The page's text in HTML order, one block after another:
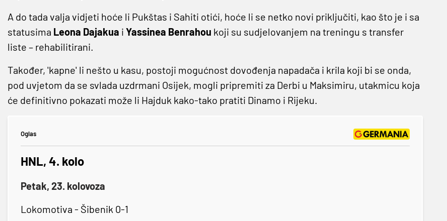
A do tada valja vidjeti hoće li Pukštas i Sahiti otići, hoće li se netko novi priključiti, kao što je i sa
statusima Leona Dajakua i Yassinea Benrahou koji su sudjelovanjem na treningu s transfer
liste – rehabilitirani.
Također, 'kapne' li nešto u kasu, postoji mogućnost dovođenja napadača i krila koji bi se onda,
pod uvjetom da se svlada uzdrmani Osijek, mogli pripremiti za Derbi u Maksimiru, utakmicu koja
će definitivno pokazati može li Hajduk kako-tako pratiti Dinamo i Rijeku.
Oglas
HNL, 4. kolo
Petak, 23. kolovoza
Lokomotiva - Šibenik 0-1